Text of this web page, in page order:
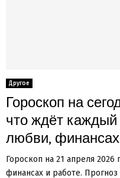
Другое
Гороскоп на
что ждёт каждый
любви,
Гороскоп на 21 апреля
финансах и работе.